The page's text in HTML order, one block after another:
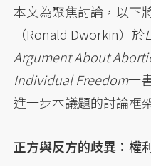
本文為聚焦討論，以下
（Ronald Dworkin）於
Argument About
Individual Freedom一
進一步本議題的討論框
正方與反方的歧異：權